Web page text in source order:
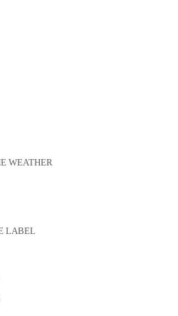
WEATHER
LABEL